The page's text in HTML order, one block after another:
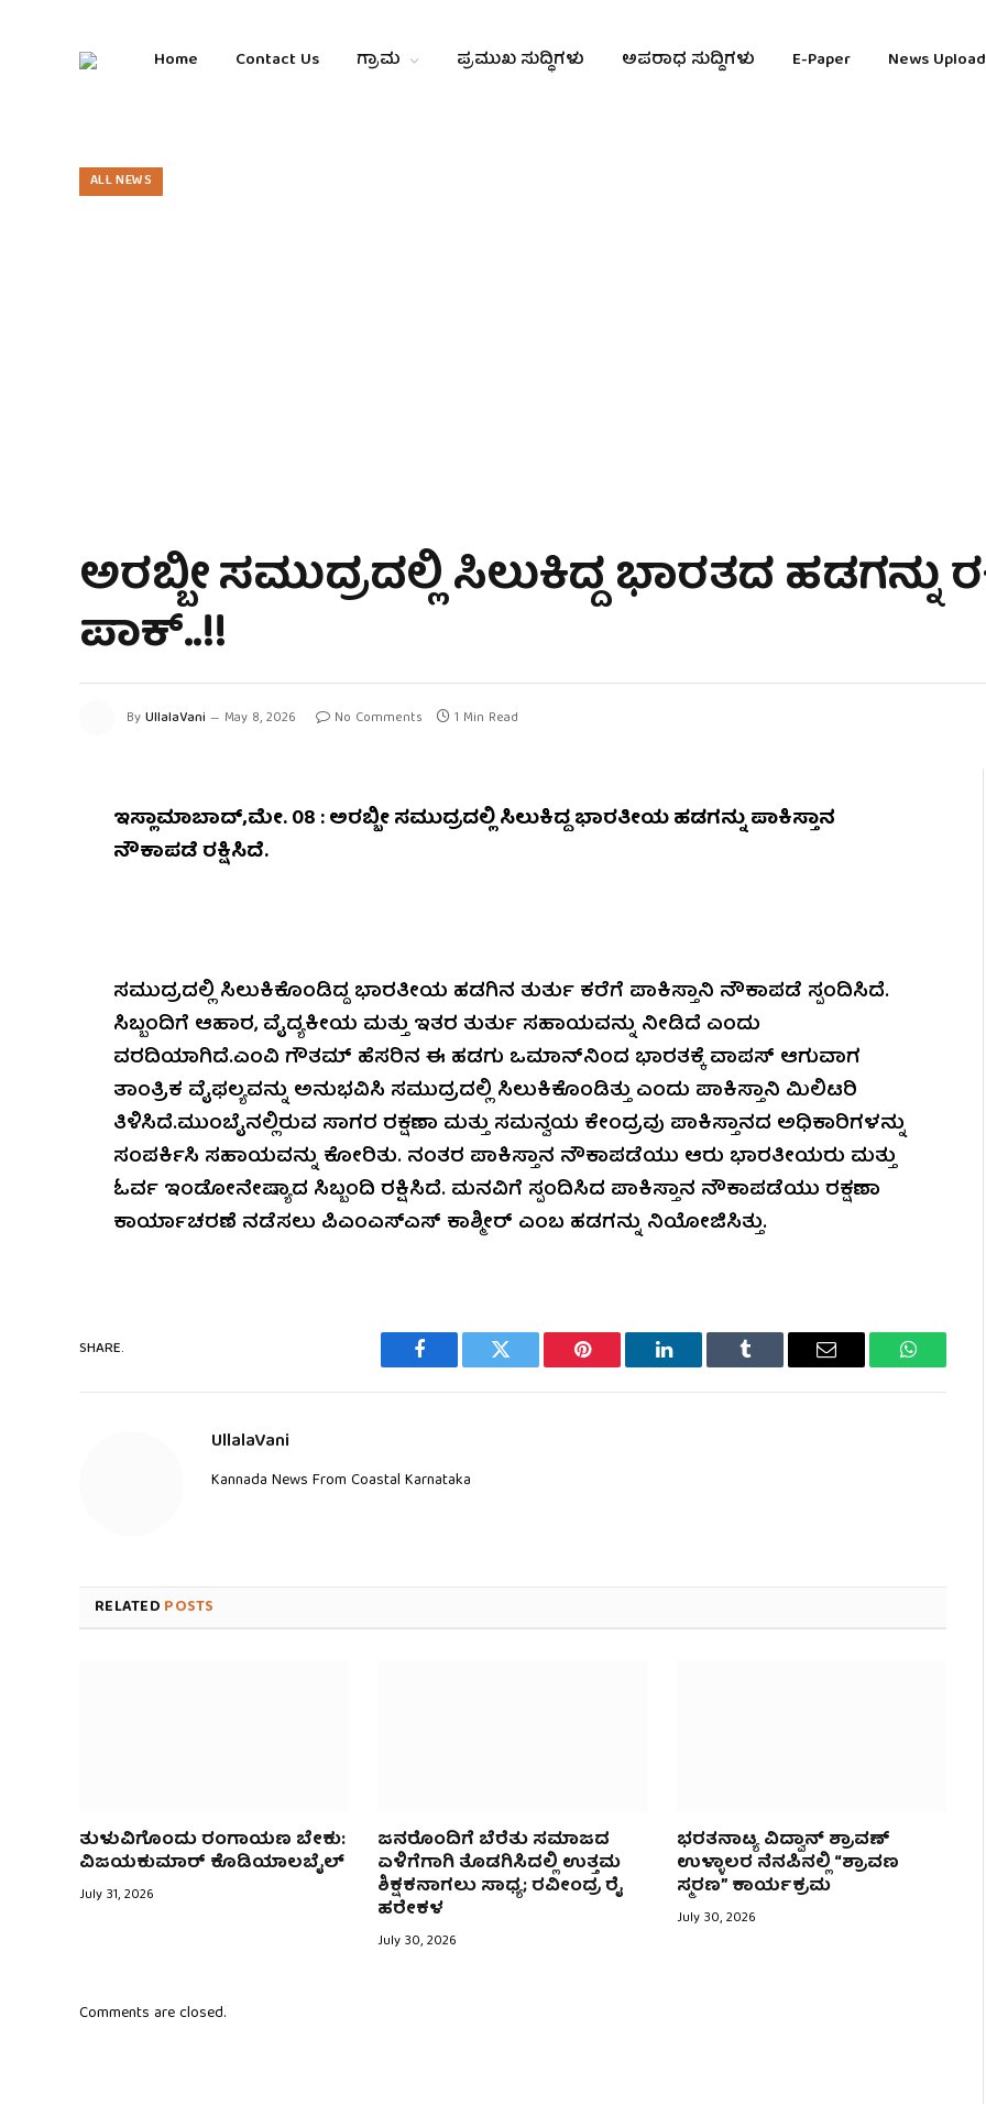
Home Contact Us ಗ್ರಾಮ ಪ್ರಮುಖ ಸುದ್ಧಿಗಳು ಅಪರಾಧ ಸುದ್ದಿಗಳು E-Paper News Upload
ALL NEWS
ಅರಬ್ಬೀ ಸಮುದ್ರದಲ್ಲಿ ಸಿಲುಕಿದ್ದ ಭಾರತದ ಹಡಗನ್ನು
ಪಾಕ್‌..!!
ByUllalaVani May 8, 2026 No Comments 1 Min Read
ಇಸ್ಲಾಮಾಬಾದ್‌,ಮೇ. 08 : ಅರಬ್ಬೀ ಸಮುದ್ರದಲ್ಲಿ ಸಿಲುಕಿದ್ದ ಭಾರತೀಯ ಹಡಗನ್ನು ಪಾಕಿಸ್ತಾನ
ನೌಕಾಪಡೆ ರಕ್ಷಿಸಿದೆ.
ಸಮುದ್ರದಲ್ಲಿ ಸಿಲುಕಿಕೊಂಡಿದ್ದ ಭಾರತೀಯ ಹಡಗಿನ ತುರ್ತು ಕರೆಗೆ ಪಾಕಿಸ್ತಾನಿ ನೌಕಾಪಡೆ ಸ್ಪಂದಿಸಿದೆ.
ಸಿಬ್ಬಂದಿಗೆ ಆಹಾರ, ವೈದ್ಯಕೀಯ ಮತ್ತು ಇತರ ತುರ್ತು ಸಹಾಯವನ್ನು ನೀಡಿದೆ ಎಂದು
ವರದಿಯಾಗಿದೆ.ಎಂವಿ ಗೌತಮ್ ಹೆಸರಿನ ಈ ಹಡಗು ಒಮಾನ್‌ನಿಂದ ಭಾರತಕ್ಕೆ ವಾಪಸ್‌ ಆಗುವಾಗ
ತಾಂತ್ರಿಕ ವೈಫಲ್ಯವನ್ನು ಅನುಭವಿಸಿ ಸಮುದ್ರದಲ್ಲಿ ಸಿಲುಕಿಕೊಂಡಿತ್ತು ಎಂದು ಪಾಕಿಸ್ತಾನಿ ಮಿಲಿಟರಿ
ತಿಳಿಸಿದೆ.ಮುಂಬೈನಲ್ಲಿರುವ ಸಾಗರ ರಕ್ಷಣಾ ಮತ್ತು ಸಮನ್ವಯ ಕೇಂದ್ರವು ಪಾಕಿಸ್ತಾನದ ಅಧಿಕಾರಿಗಳನ್ನು
ಸಂಪರ್ಕಿಸಿ ಸಹಾಯವನ್ನು ಕೋರಿತು. ನಂತರ ಪಾಕಿಸ್ತಾನ ನೌಕಾಪಡೆಯು ಆರು ಭಾರತೀಯರು ಮತ್ತು
ಓರ್ವ ಇಂಡೋನೇಷ್ಯಾದ ಸಿಬ್ಬಂದಿ ರಕ್ಷಿಸಿದೆ. ಮನವಿಗೆ ಸ್ಪಂದಿಸಿದ ಪಾಕಿಸ್ತಾನ ನೌಕಾಪಡೆಯು ರಕ್ಷಣಾ
ಕಾರ್ಯಾಚರಣೆ ನಡೆಸಲು ಪಿಎಂಎಸ್ಎಸ್ ಕಾಶ್ಮೀರ್ ಎಂಬ ಹಡಗನ್ನು ನಿಯೋಜಿಸಿತ್ತು.
SHARE.
Facebook Twitter Pinterest LinkedIn Tumblr Email WhatsApp
UllalaVani
Kannada News From Coastal Karnataka
RELATED POSTS
ತುಳುವಿಗೊಂದು ರಂಗಾಯಣ ಬೇಕು:
ವಿಜಯಕುಮಾರ್ ಕೊಡಿಯಾಲಬೈಲ್
July 31, 2026
ಜನರೊಂದಿಗೆ ಬೆರೆತು ಸಮಾಜದ
ಏಳಿಗೆಗಾಗಿ ತೊಡಗಿಸಿದಲ್ಲಿ ಉತ್ತಮ
ಶಿಕ್ಷಕನಾಗಲು ಸಾಧ್ಯ; ರವೀಂದ್ರ ರೈ
ಹರೇಕಳ
July 30, 2026
ಭರತನಾಟ್ಯ ವಿದ್ವಾನ್ ಶ್ರಾವಣ್
ಉಳ್ಳಾಲರ ನೆನಪಿನಲ್ಲಿ “ಶ್ರಾವಣ
ಸ್ಮರಣ” ಕಾರ್ಯಕ್ರಮ
July 30, 2026
Comments are closed.